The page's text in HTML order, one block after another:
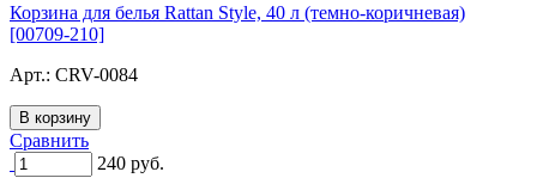
Корзина для белья Rattan Style, 40 л (темно-коричневая)
[00709-210]
Арт.: CRV-0084
Сравнить
240 руб.